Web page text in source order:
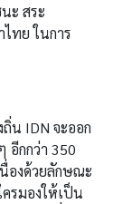
ะ สระ
ทย ในการ
น IDN จะออก
อีกกว่า 350
องด้วยลักษณะ
รมองให้เป็น